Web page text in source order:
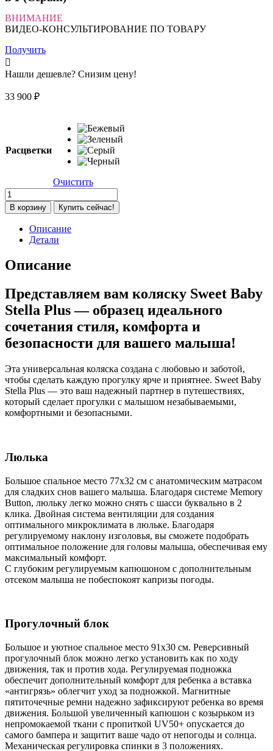
ВНИМАНИЕ
ВИДЕО-КОНСУЛЬТИРОВАНИЕ ПО ТОВАРУ
Получить
Нашли дешевле? Снизим цену!
33 900 ₽
Расцветки
Очистить
Количество
товара
Детская
коляска
Sweet
Stella
Plus
2
1
(Серый)
В корзину Купить сейчас!
Описание
Детали
Описание
Представляем вам коляску Sweet Baby
Stella Plus — образец идеального
сочетания стиля, комфорта и
безопасности для вашего малыша!
Эта универсальная коляска создана с любовью и заботой,
чтобы сделать каждую прогулку ярче и приятнее. Sweet Baby
Stella Plus — это ваш надежный партнер в путешествиях,
который сделает прогулки с малышом незабываемыми,
комфортными и безопасными.
Люлька
Большое спальное место 77х32 см с анатомическим матрасом
для сладких снов вашего малыша. Благодаря системе Memory
Button, люльку легко можно снять с шасси буквально в 2
клика. Двойная система вентиляции для создания
оптимального микроклимата в люльке. Благодаря
регулируемому наклону изголовья, вы сможете подобрать
оптимальное положение для головы малыша, обеспечивая ему
максимальный комфорт.
С глубоким регулируемым капюшоном с дополнительным
отсеком малыша не побеспокоят капризы погоды.
Прогулочный блок
Большое и уютное спальное место 91х30 см. Реверсивный
прогулочный блок можно легко установить как по ходу
движения, так и против хода. Регулируемая подножка
обеспечит дополнительный комфорт для ребенка а вставка
«антигрязь» облегчит уход за подножкой. Магнитные
пятиточечные ремни надежно зафиксируют ребенка во время
движения. Большой увеличенный капюшон с козырьком из
непромокаемой ткани с пропиткой UV50+ опускается до
самого бампера и защитит ваше чадо от непогоды и солнца.
Механическая регулировка спинки в 3 положениях.